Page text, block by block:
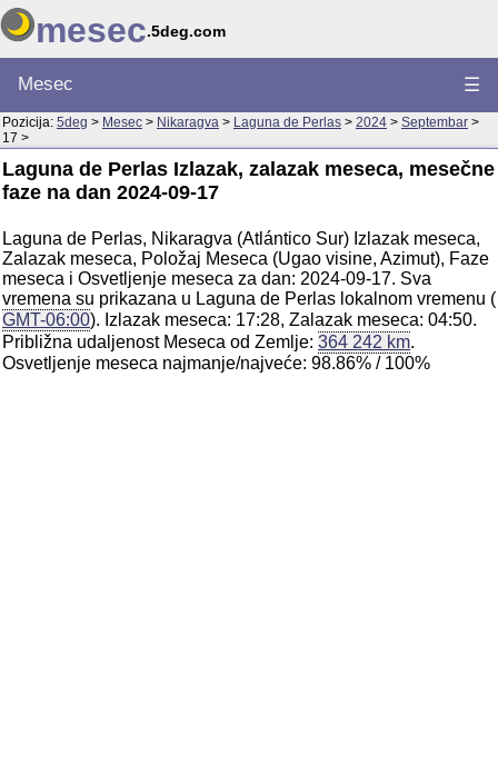
mesec.5deg.com
Mesec ☰
Pozicija: 5deg > Mesec > Nikaragva > Laguna de Perlas > 2024 > Septembar >
17 >
Laguna de Perlas Izlazak, zalazak meseca, mesečne
faze na dan 2024-09-17
Laguna de Perlas, Nikaragva (Atlántico Sur) Izlazak meseca,
Zalazak meseca, Položaj Meseca (Ugao visine, Azimut), Faze
meseca i Osvetljenje meseca za dan: 2024-09-17. Sva
vremena su prikazana u Laguna de Perlas lokalnom vremenu (
GMT-06:00). Izlazak meseca: 17:28, Zalazak meseca: 04:50.
Približna udaljenost Meseca od Zemlje: 364 242 km.
Osvetljenje meseca najmanje/najveće: 98.86% / 100%